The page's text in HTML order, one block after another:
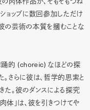
ョップに数回参加しただけ
の芸術の本質を摑むことな
踊的(choreic) なほどの探
さらに彼は、哲学的思索と
た。彼のダンスによる探究
体」は、彼を引きつけてや